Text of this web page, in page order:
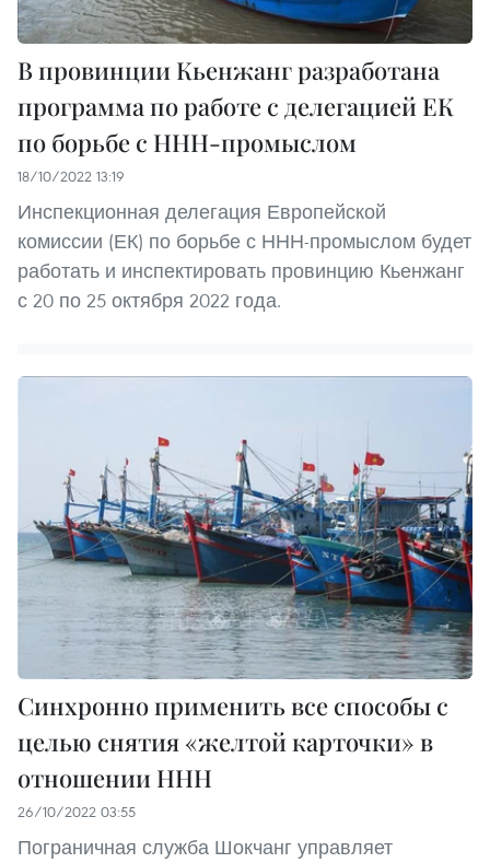
В провинции Кьенжанг разработана
программа по работе с делегацией ЕК
по борьбе с ННН-промыслом
18/10/2022 13:19
Инспекционная делегация Европейской
комиссии (ЕК) по борьбе с ННН-промыслом будет
работать и инспектировать провинцию Кьенжанг
с 20 по 25 октября 2022 года.
Синхронно применить все способы с
целью снятия «желтой карточки» в
отношении ННН
26/10/2022 03:55
Пограничная служба Шокчанг управляет